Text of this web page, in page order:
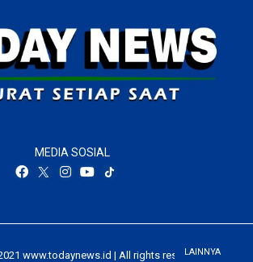
LAINNYA
MEDIA SOSIAL
www.todaynews.id | All rights reserved.